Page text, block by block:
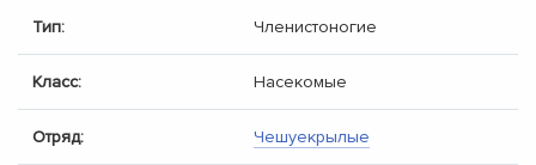
Тип: Членистоногие
Класс: Насекомые
Отряд: Чешуекрылые